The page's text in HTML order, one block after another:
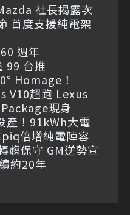
社長揭露次
首度支援純電架
週年
99 台推
Homage！
V10超跑 Lexus
現身
產！91kWh大電
倍增純電陣容
趨保守 GM逆勢宣
約20年